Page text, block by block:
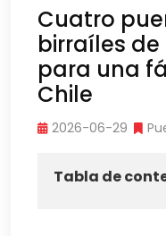
Cuatro
birraíles
para una
Chile
2026-06-29
Tabla de